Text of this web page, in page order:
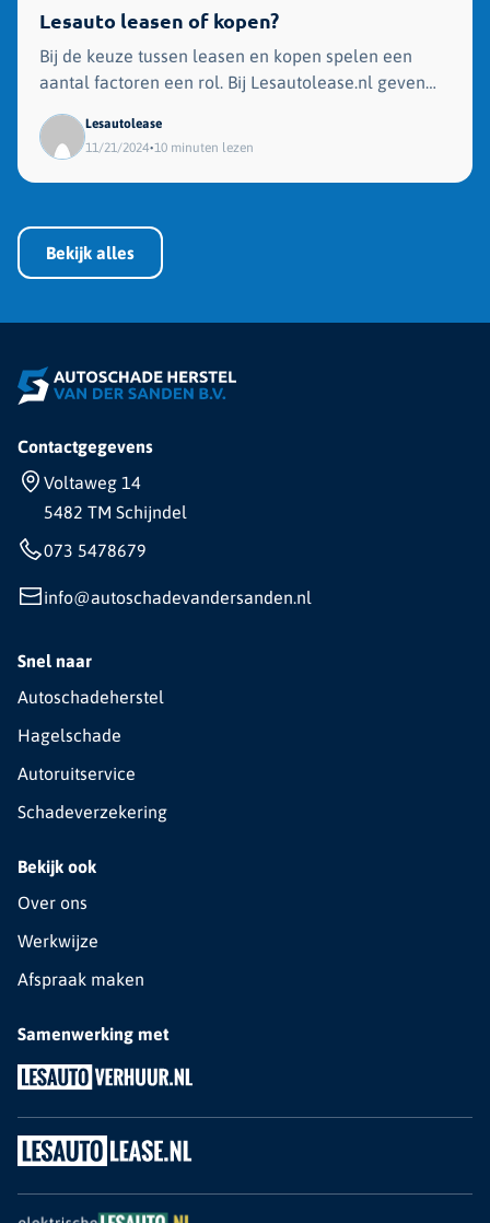
Lesauto leasen of kopen?
Bij de keuze tussen leasen en kopen spelen een
aantal factoren een rol. Bij Lesautolease.nl geven
op jouw wensen en situatie.
Lesautolease
11/21/2024•10 minuten lezen
Bekijk alles
Contactgegevens
Voltaweg 14
5482 TM Schijndel
073 5478679
info@autoschadevandersanden.nl
Snel naar
Autoschadeherstel
Hagelschade
Autoruitservice
Schadeverzekering
Bekijk ook
Over ons
Werkwijze
Afspraak maken
Samenwerking met